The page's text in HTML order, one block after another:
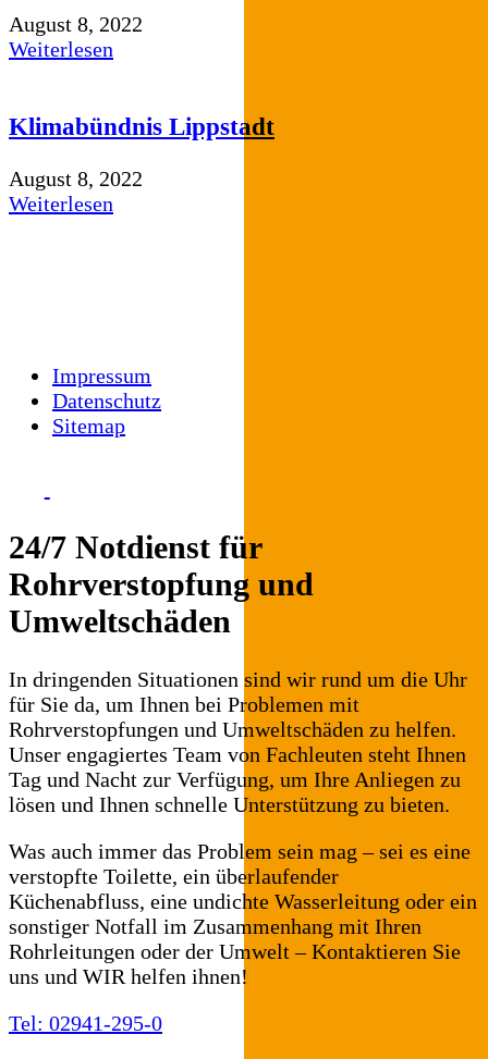
August 8, 2022
Weiterlesen
Klimabündnis Lippstadt
August 8, 2022
Weiterlesen
Impressum
Datenschutz
Sitemap
24/7 Notdienst für
Rohrverstopfung und
Umweltschäden
In dringenden Situationen sind wir rund um die Uhr
für Sie da, um Ihnen bei Problemen mit
Rohrverstopfungen und Umweltschäden zu helfen.
Unser engagiertes Team von Fachleuten steht Ihnen
Tag und Nacht zur Verfügung, um Ihre Anliegen zu
lösen und Ihnen schnelle Unterstützung zu bieten.
Was auch immer das Problem sein mag – sei es eine
verstopfte Toilette, ein überlaufender
Küchenabfluss, eine undichte Wasserleitung oder ein
sonstiger Notfall im Zusammenhang mit Ihren
Rohrleitungen oder der Umwelt – Kontaktieren Sie
uns und WIR helfen ihnen!
Tel: 02941-295-0